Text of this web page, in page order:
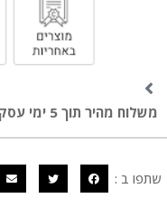
משלוח מהיר תוך 5 ימי עסקים
שתפו ב :